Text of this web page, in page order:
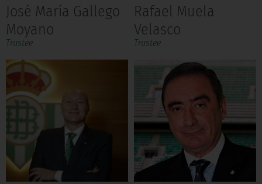
José María Gallego
Moyano
Trustee
Rafael Muela
Velasco
Trustee